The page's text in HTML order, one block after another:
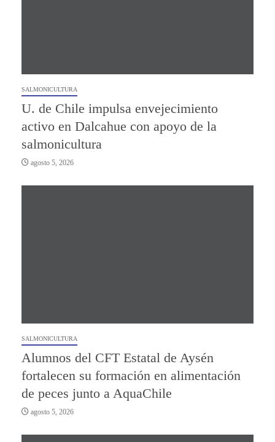
SALMONICULTURA
U. de Chile impulsa envejecimiento
activo en Dalcahue con apoyo de la
salmonicultura
agosto 5, 2026
SALMONICULTURA
Alumnos del CFT Estatal de Aysén
fortalecen su formación en alimentación
de peces junto a AquaChile
agosto 5, 2026